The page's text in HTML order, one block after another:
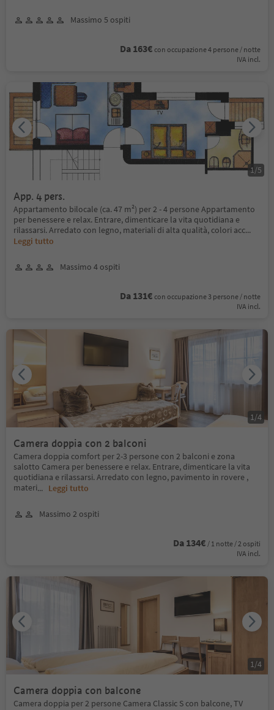
Massimo 5 ospiti
Da 163€ con occupazione 4 persone / notte
IVA incl.
App. 4 pers.
Appartamento bilocale (ca. 47 m²) per 2 - 4 persone Appartamento
per benessere e relax. Entrare, dimenticare la vita quotidiana e
rilassarsi. Arredato con legno, materiali di alta qualità, colori acc...
Leggi tutto
Massimo 4 ospiti
Da 131€ con occupazione 3 persone / notte
IVA incl.
1/5
Camera doppia con 2 balconi
Camera doppia comfort per 2-3 persone con 2 balconi e zona
salotto Camera per benessere e relax. Entrare, dimenticare la vita
quotidiana e rilassarsi. Arredato con legno, pavimento in rovere ,
materi... Leggi tutto
Massimo 2 ospiti
Da 134€ / 1 notte / 2 ospiti
IVA incl.
1/4
Camera doppia con balcone
Camera doppia per 2 persone Camera Classic S con balcone, TV
1/4